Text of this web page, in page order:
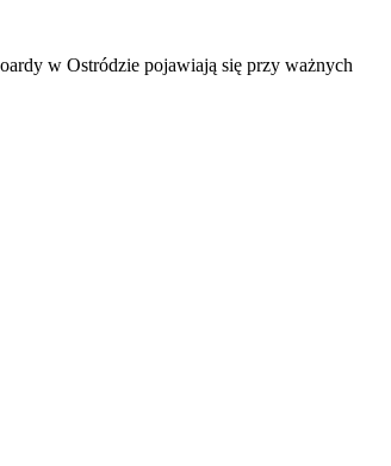
w Ostródzie pojawiają się przy ważnych